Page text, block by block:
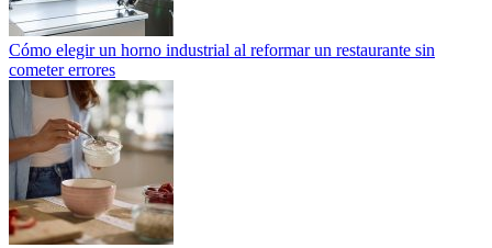
Cómo elegir un horno industrial al reformar un restaurante sin
cometer errores